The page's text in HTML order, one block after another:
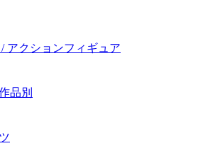
アクションフィギュア
品別